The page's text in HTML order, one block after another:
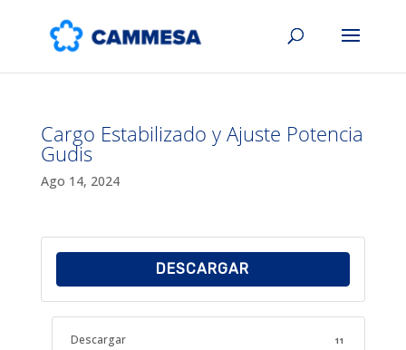
Cargo Estabilizado y Ajuste Potencia
Gudis
Ago 14, 2024
DESCARGAR
Descargar 11